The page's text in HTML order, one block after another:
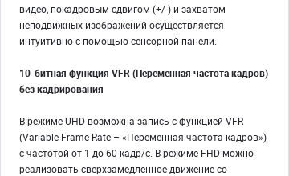
видео, покадровым сдвигом (+/-) и захватом
неподвижных изображений осуществляется
интуитивно с помощью сенсорной панели.
10-битная функция VFR (Переменная частота кадров)
без кадрирования
В режиме UHD возможна запись с функцией VFR
(Variable Frame Rate – «Переменная частота кадров»)
с частотой от 1 до 60 кадр/с. В режиме FHD можно
реализовать сверхзамедленное движение со